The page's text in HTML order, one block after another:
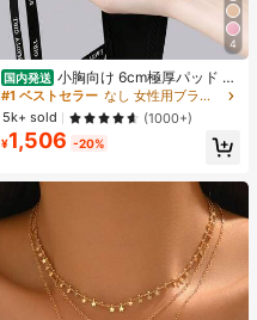
4
国内発送 小胸向け 6cm極厚パッド 盛
りブラ ノンワイヤー 谷間メイク シ
ームレス ボリュームアップ 美胸フィ
ット ブラジャー
#1 ベストセラー
なし 女性用ブラジャーとブラレット
5k+ sold
(1000+)
¥1,506 -20%